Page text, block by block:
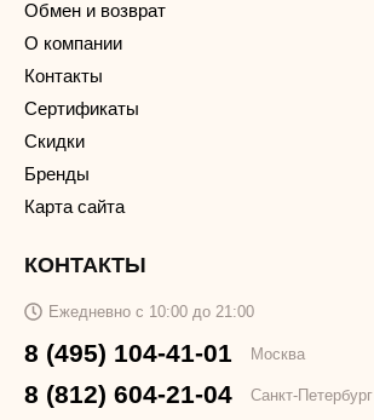
Обмен и возврат
О компании
Контакты
Сертификаты
Скидки
Бренды
Карта сайта
КОНТАКТЫ
Ежедневно с 10:00 до 21:00
8 (495) 104-41-01 Москва
8 (812) 604-21-04 Санкт-Петербург